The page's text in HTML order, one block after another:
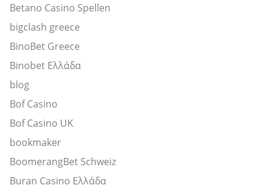
Betano Casino Spellen
bigclash greece
BinoBet Greece
Binobet Ελλάδα
blog
Bof Casino
Bof Casino UK
bookmaker
BoomerangBet Schweiz
Buran Casino Ελλάδα